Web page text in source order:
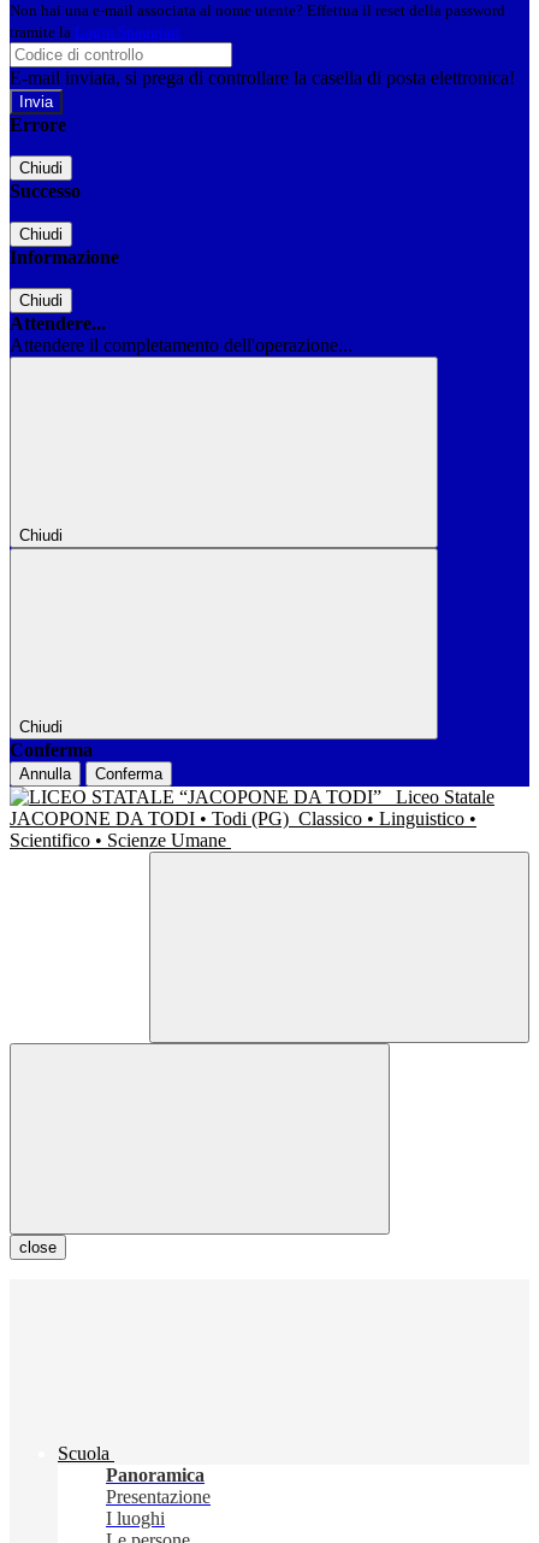
Non hai una e-mail associata al nome utente? Effettua il reset della password
tramite la Login Spaggiari
E-mail inviata, si prega di controllare la casella di posta elettronica!
Errore
Chiudi
Successo
Chiudi
Informazione
Chiudi
Attendere...
Attendere il completamento dell'operazione...
Chiudi
Chiudi
Conferma
Annulla Conferma
Liceo Statale
JACOPONE DA TODI • Todi (PG) Classico • Linguistico •
Scientifico • Scienze Umane
close
Scuola
Panoramica
Presentazione
I luoghi